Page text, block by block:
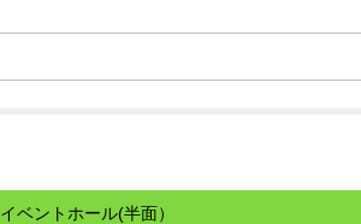
イベントホール(半面）